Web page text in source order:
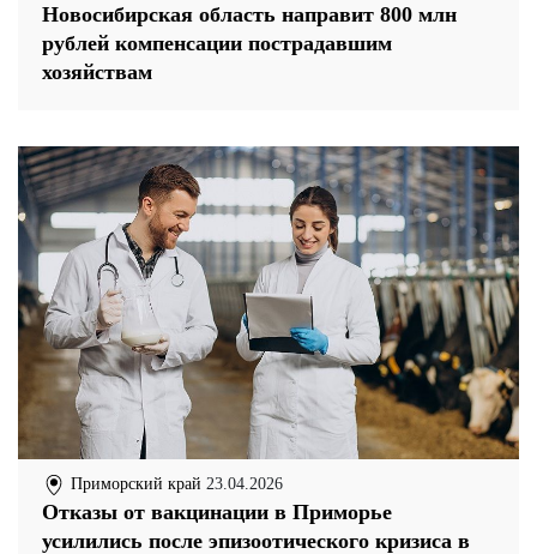
Новосибирская область направит 800 млн
рублей компенсации пострадавшим
хозяйствам
Приморский край 23.04.2026
Отказы от вакцинации в Приморье
усилились после эпизоотического кризиса в